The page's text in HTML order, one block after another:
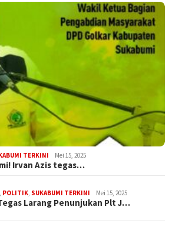
TERKINI Mei 15, 2025
Irvan Azis tegas…
, POLITIK, SUKABUMI TERKINI Mei 15, 2025
Larang Penunjukan Plt J…